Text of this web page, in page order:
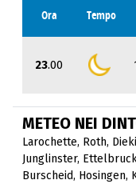
Ora Tempo
23.00
METEO NEI
Larochette, Roth,
Junglinster,
Burscheid, Hosingen,